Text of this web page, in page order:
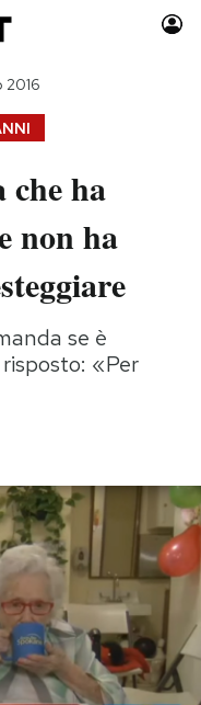
Idee
Boomer!
2016
ha
non ha
se è
«Per